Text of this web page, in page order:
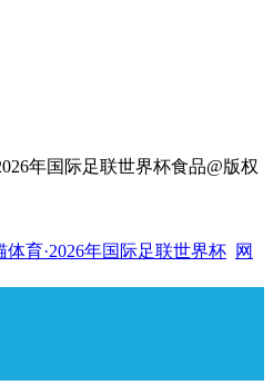
年国际足联世界杯食品@版权
体育·2026年国际足联世界杯 网